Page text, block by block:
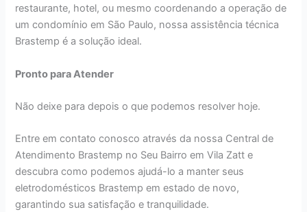
restaurante, hotel, ou mesmo coordenando a operação de
um condomínio em São Paulo, nossa assistência técnica
Brastemp é a solução ideal.
Pronto para Atender
Não deixe para depois o que podemos resolver hoje.
Entre em contato conosco através da nossa Central de
Atendimento Brastemp no Seu Bairro em Vila Zatt e
descubra como podemos ajudá-lo a manter seus
eletrodomésticos Brastemp em estado de novo,
garantindo sua satisfação e tranquilidade.